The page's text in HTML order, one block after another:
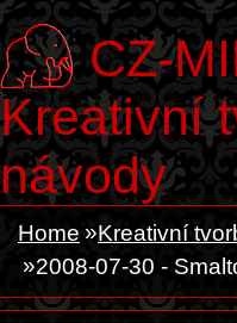
CZ-
Kreativní
návody
Home
Kreativní
2008-07-30 -